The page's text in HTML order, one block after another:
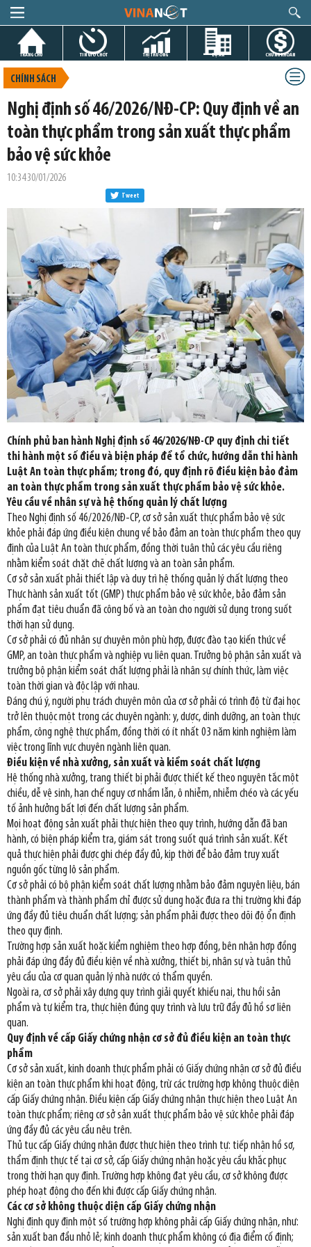
TRANG CHỦ TIN GIỜ CHÓT THỊ TRƯỜNG DỰ ÁN CHỨNG KHOÁN
CHÍNH SÁCH
Nghị định số 46/2026/NĐ-CP: Quy định về an
toàn thực phẩm trong sản xuất thực phẩm
bảo vệ sức khỏe
10:34 30/01/2026
Tweet
Chính phủ ban hành Nghị định số 46/2026/NĐ-CP quy định chi tiết
thi hành một số điều và biện pháp để tổ chức, hướng dẫn thi hành
Luật An toàn thực phẩm; trong đó, quy định rõ điều kiện bảo đảm
an toàn thực phẩm trong sản xuất thực phẩm bảo vệ sức khỏe.
Yêu cầu về nhân sự và hệ thống quản lý chất lượng
Theo Nghị định số 46/2026/NĐ-CP, cơ sở sản xuất thực phẩm bảo vệ sức
khỏe phải đáp ứng điều kiện chung về bảo đảm an toàn thực phẩm theo quy
định của Luật An toàn thực phẩm, đồng thời tuân thủ các yêu cầu riêng
nhằm kiểm soát chặt chẽ chất lượng và an toàn sản phẩm.
Cơ sở sản xuất phải thiết lập và duy trì hệ thống quản lý chất lượng theo
Thực hành sản xuất tốt (GMP) thực phẩm bảo vệ sức khỏe, bảo đảm sản
phẩm đạt tiêu chuẩn đã công bố và an toàn cho người sử dụng trong suốt
thời hạn sử dụng.
Cơ sở phải có đủ nhân sự chuyên môn phù hợp, được đào tạo kiến thức về
GMP, an toàn thực phẩm và nghiệp vụ liên quan. Trưởng bộ phận sản xuất và
trưởng bộ phận kiểm soát chất lượng phải là nhân sự chính thức, làm việc
toàn thời gian và độc lập với nhau.
Đáng chú ý, người phụ trách chuyên môn của cơ sở phải có trình độ từ đại học
trở lên thuộc một trong các chuyên ngành: y, dược, dinh dưỡng, an toàn thực
phẩm, công nghệ thực phẩm, đồng thời có ít nhất 03 năm kinh nghiệm làm
việc trong lĩnh vực chuyên ngành liên quan.
Điều kiện về nhà xưởng, sản xuất và kiểm soát chất lượng
Hệ thống nhà xưởng, trang thiết bị phải được thiết kế theo nguyên tắc một
chiều, dễ vệ sinh, hạn chế nguy cơ nhầm lẫn, ô nhiễm, nhiễm chéo và các yếu
tố ảnh hưởng bất lợi đến chất lượng sản phẩm.
Mọi hoạt động sản xuất phải thực hiện theo quy trình, hướng dẫn đã ban
hành, có biện pháp kiểm tra, giám sát trong suốt quá trình sản xuất. Kết
quả thực hiện phải được ghi chép đầy đủ, kịp thời để bảo đảm truy xuất
nguồn gốc từng lô sản phẩm.
Cơ sở phải có bộ phận kiểm soát chất lượng nhằm bảo đảm nguyên liệu, bán
thành phẩm và thành phẩm chỉ được sử dụng hoặc đưa ra thị trường khi đáp
ứng đầy đủ tiêu chuẩn chất lượng; sản phẩm phải được theo dõi độ ổn định
theo quy định.
Trường hợp sản xuất hoặc kiểm nghiệm theo hợp đồng, bên nhận hợp đồng
phải đáp ứng đầy đủ điều kiện về nhà xưởng, thiết bị, nhân sự và tuân thủ
yêu cầu của cơ quan quản lý nhà nước có thẩm quyền.
Ngoài ra, cơ sở phải xây dựng quy trình giải quyết khiếu nại, thu hồi sản
phẩm và tự kiểm tra, thực hiện đúng quy trình và lưu trữ đầy đủ hồ sơ liên
quan.
Quy định về cấp Giấy chứng nhận cơ sở đủ điều kiện an toàn thực
phẩm
Cơ sở sản xuất, kinh doanh thực phẩm phải có Giấy chứng nhận cơ sở đủ điều
kiện an toàn thực phẩm khi hoạt động, trừ các trường hợp không thuộc diện
cấp Giấy chứng nhận. Điều kiện cấp Giấy chứng nhận thực hiện theo Luật An
toàn thực phẩm; riêng cơ sở sản xuất thực phẩm bảo vệ sức khỏe phải đáp
ứng đầy đủ các yêu cầu nêu trên.
Thủ tục cấp Giấy chứng nhận được thực hiện theo trình tự: tiếp nhận hồ sơ,
thẩm định thực tế tại cơ sở, cấp Giấy chứng nhận hoặc yêu cầu khắc phục
trong thời hạn quy định. Trường hợp không đạt yêu cầu, cơ sở không được
phép hoạt động cho đến khi được cấp Giấy chứng nhận.
Các cơ sở không thuộc diện cấp Giấy chứng nhận
Nghị định quy định một số trường hợp không phải cấp Giấy chứng nhận, như:
sản xuất ban đầu nhỏ lẻ; kinh doanh thực phẩm không có địa điểm cố định;